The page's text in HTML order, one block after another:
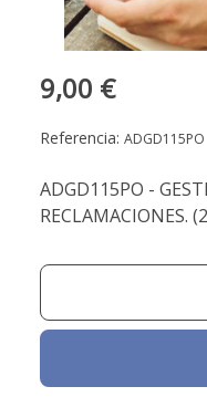
9,00 €
Referencia: ADGD115PO
ADGD115PO -
RECLAMACIONES.